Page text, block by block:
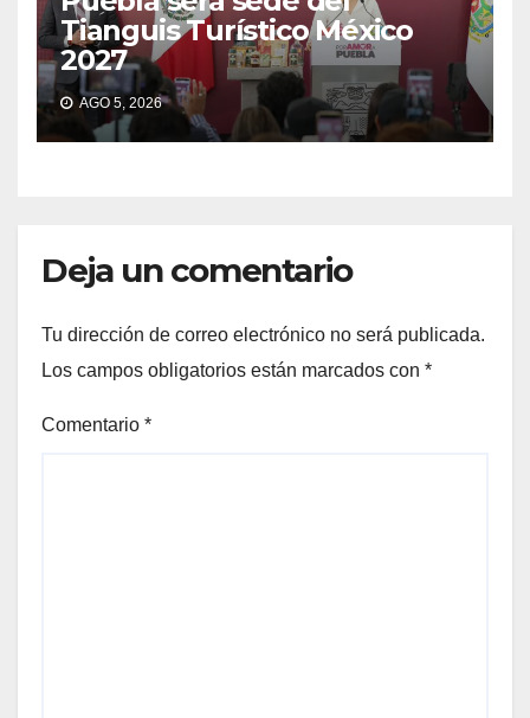
Tianguis Turístico México
2027
AGO 5, 2026
Deja un comentario
Tu dirección de correo electrónico no será publicada.
Los campos obligatorios están marcados con *
Comentario *